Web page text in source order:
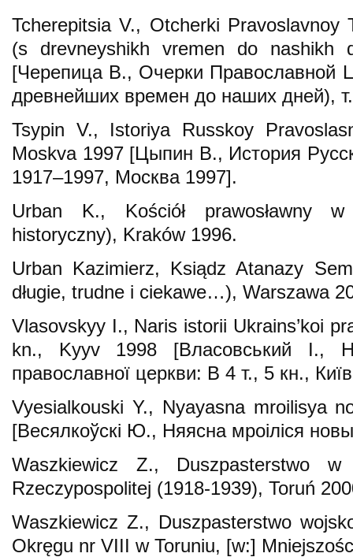
Tcherepitsia V., Otcherki Pravoslavnoy
(s drevneyshikh vremen do
[Черепица В., Oчерки Православной
древнейших времен до наших дней),
Tsypin V., Istoriya Russkoy
Moskva 1997 [Цыпин В., История
1917–1997, Москва 1997].
Urban K., Kościół prawosławny
historyczny), Kraków 1996.
Urban Kazimierz, Ksiądz Atanazy
długie, trudne i ciekawe…), Warszawa
Vlasovskyy I., Naris istorii Ukrains’koi
kn., Kyyv 1998 [Власовський І.,
православної церкви: В 4 т., 5 кн.,
Vyesialkouski Y., Nyayasna mroilisya
[Весялкоўскі Ю., Няясна мроіліся
Waszkiewicz Z., Duszpasterstwo w
Rzeczypospolitej (1918-1939), Toruń
Waszkiewicz Z., Duszpasterstwo
Okręgu nr VIII w Toruniu, [w:]